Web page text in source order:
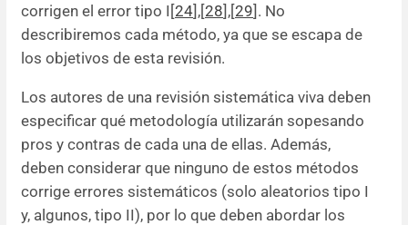
corrigen el error tipo I[24],[28],[29]. No
describiremos cada método, ya que se escapa de
los objetivos de esta revisión.
Los autores de una revisión sistemática viva deben
especificar qué metodología utilizarán sopesando
pros y contras de cada una de ellas. Además,
deben considerar que ninguno de estos métodos
corrige errores sistemáticos (solo aleatorios tipo I
y, algunos, tipo II), por lo que deben abordar los